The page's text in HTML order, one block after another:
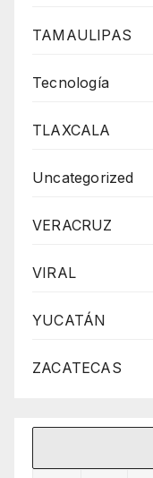
TAMAULIPAS
Tecnología
TLAXCALA
Uncategorized
VERACRUZ
VIRAL
YUCATÁN
ZACATECAS